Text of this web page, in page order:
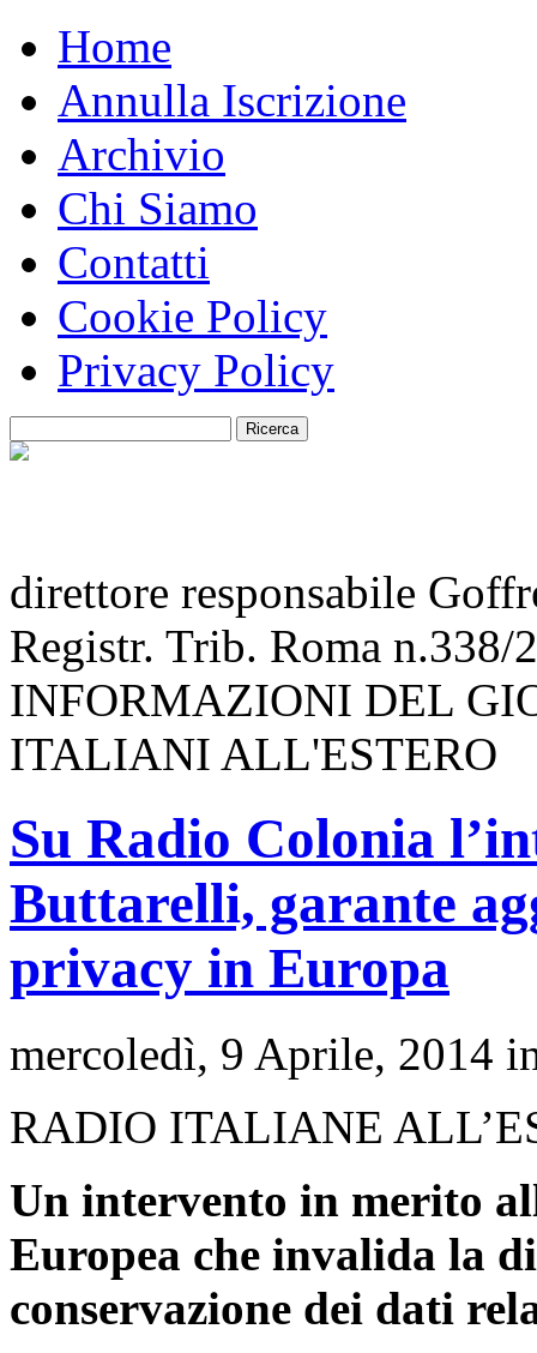
Home
Annulla Iscrizione
Archivio
Chi Siamo
Contatti
Cookie Policy
Privacy Policy
direttore responsabile
Registr. Trib. Roma n.338/
INFORMAZIONI DEL
ITALIANI ALL'ESTERO
Su Radio Colonia
Buttarelli, garante
privacy in Europa
mercoledì, 9 Aprile, 2014
RADIO ITALIANE
Un intervento in merito
Europea che invalida la
conservazione dei dati